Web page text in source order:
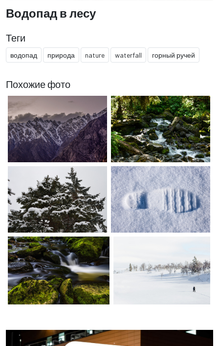
Водопад в лесу
Теги
водопад природа nature waterfall горный ручей
Похожие фото